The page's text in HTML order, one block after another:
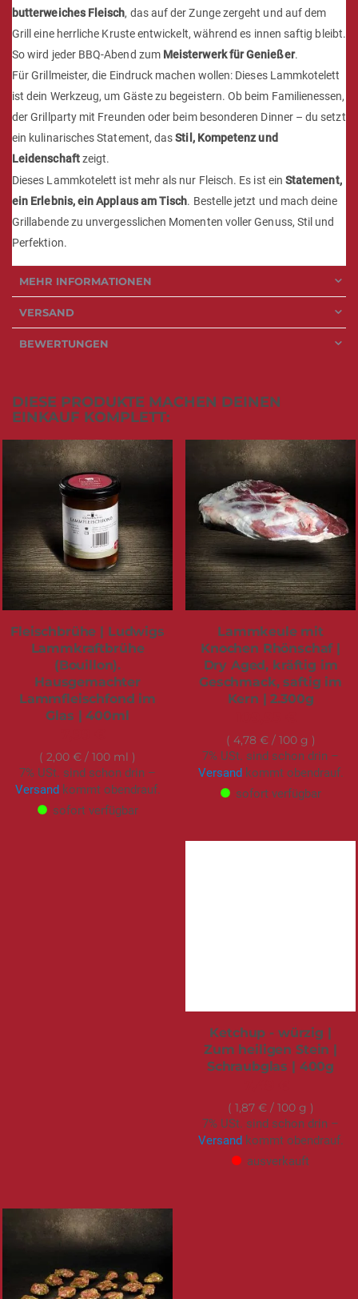
butterweiches Fleisch, das auf der Zunge zergeht und auf dem
Grill eine herrliche Kruste entwickelt, während es innen saftig bleibt.
So wird jeder BBQ-Abend zum Meisterwerk für Genießer.
Für Grillmeister, die Eindruck machen wollen: Dieses Lammkotelett
ist dein Werkzeug, um Gäste zu begeistern. Ob beim Familienessen,
der Grillparty mit Freunden oder beim besonderen Dinner – du setzt
ein kulinarisches Statement, dasStil, Kompetenz und
Leidenschaftzeigt.
Dieses Lammkotelett ist mehr als nur Fleisch. Es ist ein Statement,
ein Erlebnis, ein Applaus am Tisch. Bestelle jetzt und mach deine
Grillabende zu unvergesslichen Momenten voller Genuss, Stil und
Perfektion.
MEHR INFORMATIONEN
VERSAND
BEWERTUNGEN
DIESE PRODUKTE MACHEN DEINEN
EINKAUF KOMPLETT:
Fleischbrühe | Ludwigs
Lammkraftbrühe
(Bouillon).
Hausgemachter
Lammfleischfond im
Glas | 400ml
2,00 € / 100 ml
7% USt. sind schon drin –
Versand kommt obendrauf.
sofort verfügbar
Lammkeule mit
Knochen Rhönschaf |
Dry Aged, kräftig im
Geschmack, saftig im
Kern | 2.300g
4,78 €/ 100 g
7% USt. sind schon drin –
Versand kommt obendrauf.
sofort verfügbar
Ketchup - würzig |
Zum heiligen Stein |
Schraubglas | 400g
1,87 €/ 100 g
7% USt. sind schon drin –
Versand kommt obendrauf.
ausverkauft